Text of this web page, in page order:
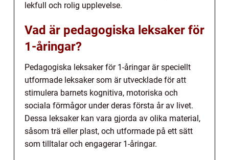
lekfull och rolig upplevelse.
Vad är pedagogiska leksaker för
1-åringar?
Pedagogiska leksaker för 1-åringar är speciellt
utformade leksaker som är utvecklade för att
stimulera barnets kognitiva, motoriska och
sociala förmågor under deras första år av livet.
Dessa leksaker kan vara gjorda av olika material,
såsom trä eller plast, och utformade på ett sätt
som tilltalar och engagerar 1-åringar.